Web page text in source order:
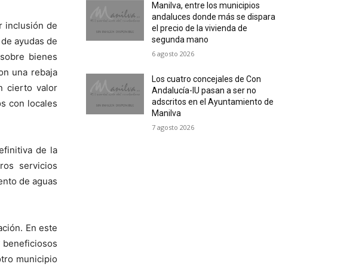
inclusión de
ayudas de
bienes
una rebaja
cierto valor
con locales
de la
servicios
de aguas
En este
municipio
Manilva, entre los municipios
andaluces donde más se dispara
el precio de la vivienda de
segunda mano
6 agosto 2026
Los cuatro concejales de Con
Andalucía-IU pasan a ser no
adscritos en el Ayuntamiento de
Manilva
7 agosto 2026